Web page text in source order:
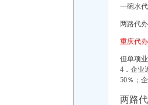
工商代办电话价格-重庆营业执照代办-重庆注
酷味火锅加盟_渝酷味火锅代理_渝酷味火锅加
加盟代理—重庆渝北区上海精科谱工作站
商执照税务验资审计资产评估】-公司注册-哈尔
请：重庆工商代办注册执照转让执照年检-重庆爱
代办,重庆代理记账,公司注册工商代办,重庆营
一碗水
两路代
重庆代
但单项
4．企业
50％；
两路